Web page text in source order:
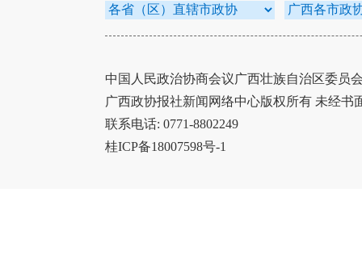
中国人民政治协商会议广西壮族自治区委员
广西政协报社新闻网络中心版权所有 未经书
联系电话: 0771-8802249
桂ICP备18007598号-1